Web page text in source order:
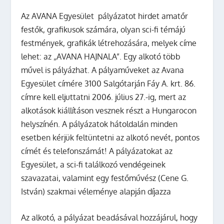
Az AVANA Egyesület pályázatot hirdet amatőr
festők, grafikusok számára, olyan sci-fi témájú
festmények, grafikák létrehozására, melyek címe
lehet: az „AVANA HAJNALA”. Egy alkotó több
művel is pályázhat. A pályaműveket az Avana
Egyesület címére 3100 Salgótarján Fáy A. krt. 86.
címre kell eljuttatni 2006. július 27.-ig, mert az
alkotások kiállításon vesznek részt a Hungarocon
helyszínén. A pályázatok hátoldalán minden
esetben kérjük feltüntetni az alkotó nevét, pontos
címét és telefonszámát! A pályázatokat az
Egyesület, a sci-fi találkozó vendégeinek
szavazatai, valamint egy festőművész (Cene G.
István) szakmai véleménye alapján díjazza
Az alkotó, a pályázat beadásával hozzájárul, hogy